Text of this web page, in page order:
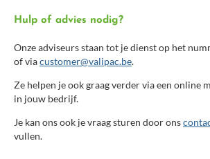
Hulp of advies nodig?
Onze adviseurs staan tot je dienst op het
of viacustomer@valipac.be.
Ze helpen je ook graag verder via een online
in jouw bedrijf.
Je kan ons ook je vraag sturen door ons
vullen.